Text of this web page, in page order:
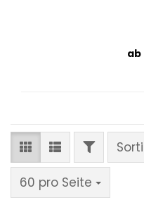
ab
FILTER
60 pro Seite
pro Seite